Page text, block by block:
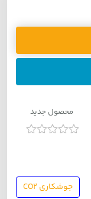
محصول جدید
جوشکاری CO2